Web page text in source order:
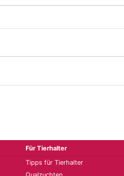
Für Tierhalter
Tipps für Tierhalter